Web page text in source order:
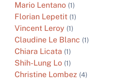
Mario Lentano (1)
Florian Lepetit (1)
Vincent Leroy (1)
Claudine Le Blanc (1)
Chiara Licata (1)
Shih-Lung Lo (1)
Christine Lombez (4)